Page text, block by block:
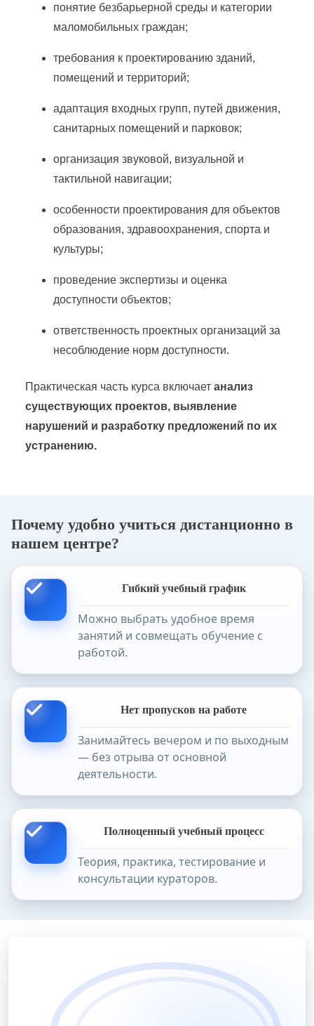
понятие безбарьерной среды и категории
маломобильных граждан;
требования к проектированию зданий,
помещений и территорий;
адаптация входных групп, путей движения,
санитарных помещений и парковок;
организация звуковой, визуальной и
тактильной навигации;
особенности проектирования для объектов
образования, здравоохранения, спорта и
культуры;
проведение экспертизы и оценка
доступности объектов;
ответственность проектных организаций за
несоблюдение норм доступности.
Практическая часть курса включает анализ
существующих проектов, выявление
нарушений и разработку предложений по их
устранению.
Почему удобно учиться дистанционно в
нашем центре?
Гибкий учебный график
Можно выбрать удобное время
занятий и совмещать обучение с
работой.
Нет пропусков на работе
Занимайтесь вечером и по выходным
— без отрыва от основной
деятельности.
Полноценный учебный процесс
Теория, практика, тестирование и
консультации кураторов.